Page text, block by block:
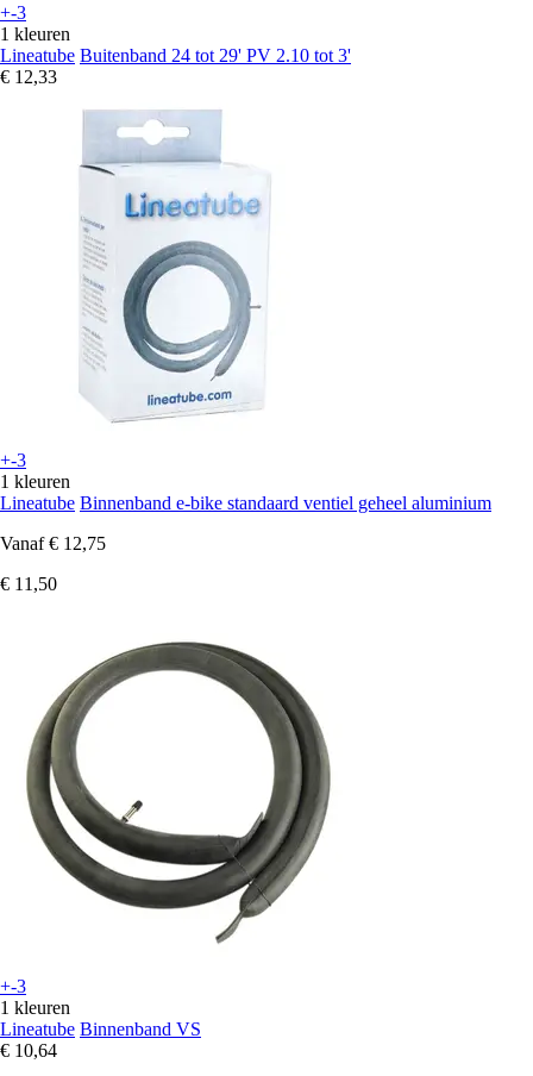
+-3
1 kleuren
Lineatube Buitenband 24 tot 29' PV 2.10 tot 3'
€ 12,33
+-3
1 kleuren
Lineatube Binnenband e-bike standaard ventiel geheel aluminium
Vanaf € 12,75
€ 11,50
+-3
1 kleuren
Lineatube Binnenband VS
€ 10,64